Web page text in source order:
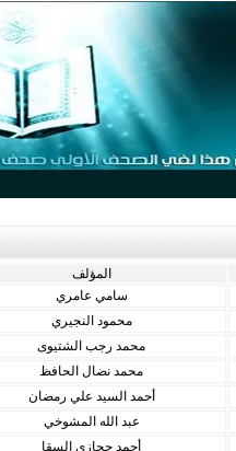
المؤلف
سامي عامري
محمود النجيري
محمد رجب الشتيوى
محمد نضال الحافظ
أحمد السيد علي رمضان
عبد الله المشوخي
أحمد حجازي السقا